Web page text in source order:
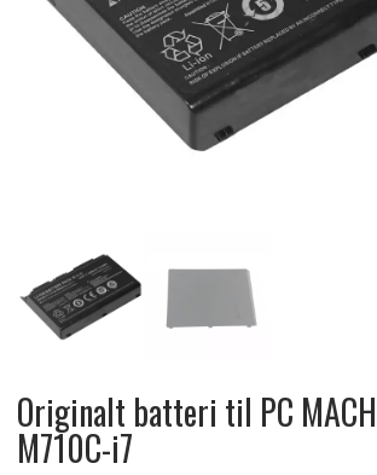
Originalt batteri til PC
M710C-i7